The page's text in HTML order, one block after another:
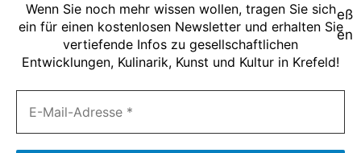
Wenn Sie noch mehr wissen wollen, tragen Sie sich
ein für einen kostenlosen Newsletter und erhalten Sie
vertiefende Infos zu gesellschaftlichen
Entwicklungen, Kulinarik, Kunst und Kultur in Krefeld!
Um unsere Webseite für Sie optimal zu
gestalten und fortlaufend verbessern zu
können, verwenden wir Cookies. Durch